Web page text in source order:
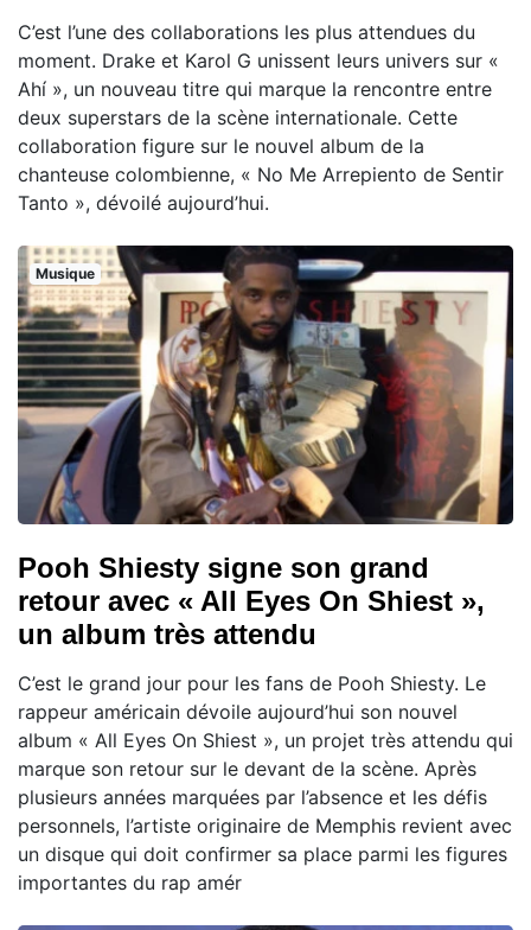
C’est l’une des collaborations les plus attendues du
moment. Drake et Karol G unissent leurs univers sur «
Ahí », un nouveau titre qui marque la rencontre entre
deux superstars de la scène internationale. Cette
collaboration figure sur le nouvel album de la
chanteuse colombienne, « No Me Arrepiento de Sentir
Tanto », dévoilé aujourd’hui.
Musique
Pooh Shiesty signe son grand
retour avec « All Eyes On Shiest »,
un album très attendu
C’est le grand jour pour les fans de Pooh Shiesty. Le
rappeur américain dévoile aujourd’hui son nouvel
album « All Eyes On Shiest », un projet très attendu qui
marque son retour sur le devant de la scène. Après
plusieurs années marquées par l’absence et les défis
personnels, l’artiste originaire de Memphis revient avec
un disque qui doit confirmer sa place parmi les figures
importantes du rap amér